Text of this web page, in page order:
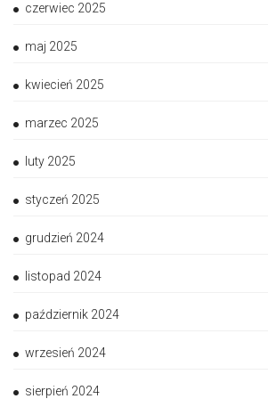
czerwiec 2025
maj 2025
kwiecień 2025
marzec 2025
luty 2025
styczeń 2025
grudzień 2024
listopad 2024
październik 2024
wrzesień 2024
sierpień 2024